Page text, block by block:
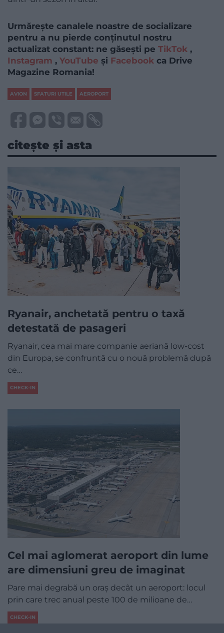
Urmărește canalele noastre de socializare
pentru a nu pierde conținutul nostru
actualizat constant: ne găsești pe TikTok ,
Instagram , YouTube și Facebook ca Drive
Magazine Romania!
AVION SFATURI UTILE AEROPORT
citește și asta
Ryanair, anchetată pentru o taxă
detestată de pasageri
Ryanair, cea mai mare companie aeriană low-cost
din Europa, se confruntă cu o nouă problemă după
ce…
CHECK-IN
Cel mai aglomerat aeroport din lume
are dimensiuni greu de imaginat
Pare mai degrabă un oraș decât un aeroport: locul
prin care trec anual peste 100 de milioane de…
CHECK-IN